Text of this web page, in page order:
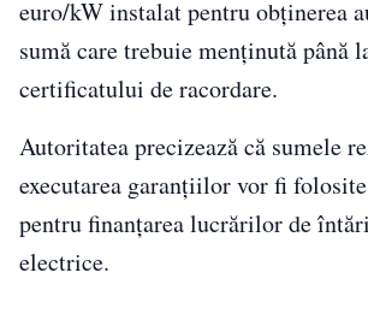
euro/kW instalat pentru obținerea
sumă care trebuie menținută până
certificatului de racordare.
Autoritatea precizează că sumele
executarea garanțiilor vor fi
pentru finanțarea lucrărilor de
electrice.